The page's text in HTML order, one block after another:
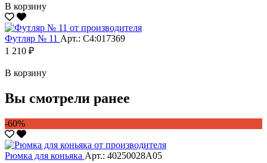
В корзину
Футляр № 11 Арт.: С4:017369
1 210 ₽
В корзину
Вы смотрели ранее
-60%
Рюмка для коньяка Арт.: 40250028А05